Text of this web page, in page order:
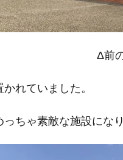
Δ前
れていました。
ちゃ素敵な施設にな